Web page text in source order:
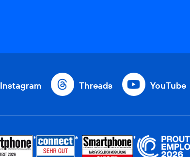
Instagram Threads YouTube